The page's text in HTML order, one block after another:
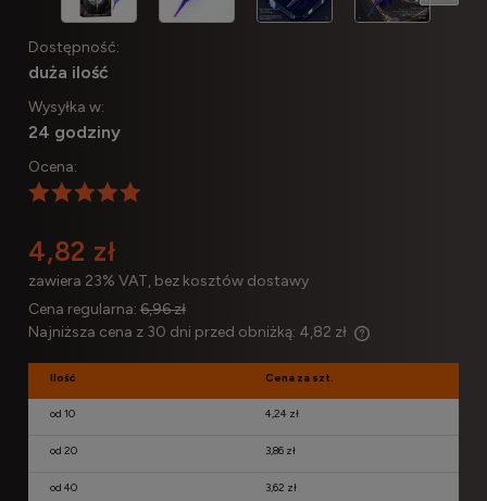
Dostępność:
duża ilość
Wysyłka w:
24 godziny
Ocena:
4,82 zł
zawiera 23% VAT, bez kosztów dostawy
Cena regularna: 6,96 zł
Najniższa cena z 30 dni przed obniżką: 4,82 zł
momentu, kiedy
Ilość Cena za szt.
od 10 4,24 zł
od 20 3,86 zł
od 40 3,62 zł